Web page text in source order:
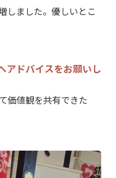
しました。優しいとこ
アドバイスをお願いし
価値観を共有できた